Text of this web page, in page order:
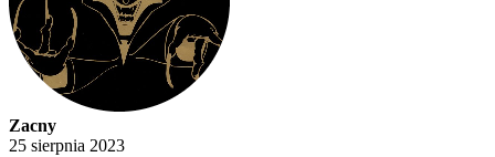
Zacny
25 sierpnia 2023